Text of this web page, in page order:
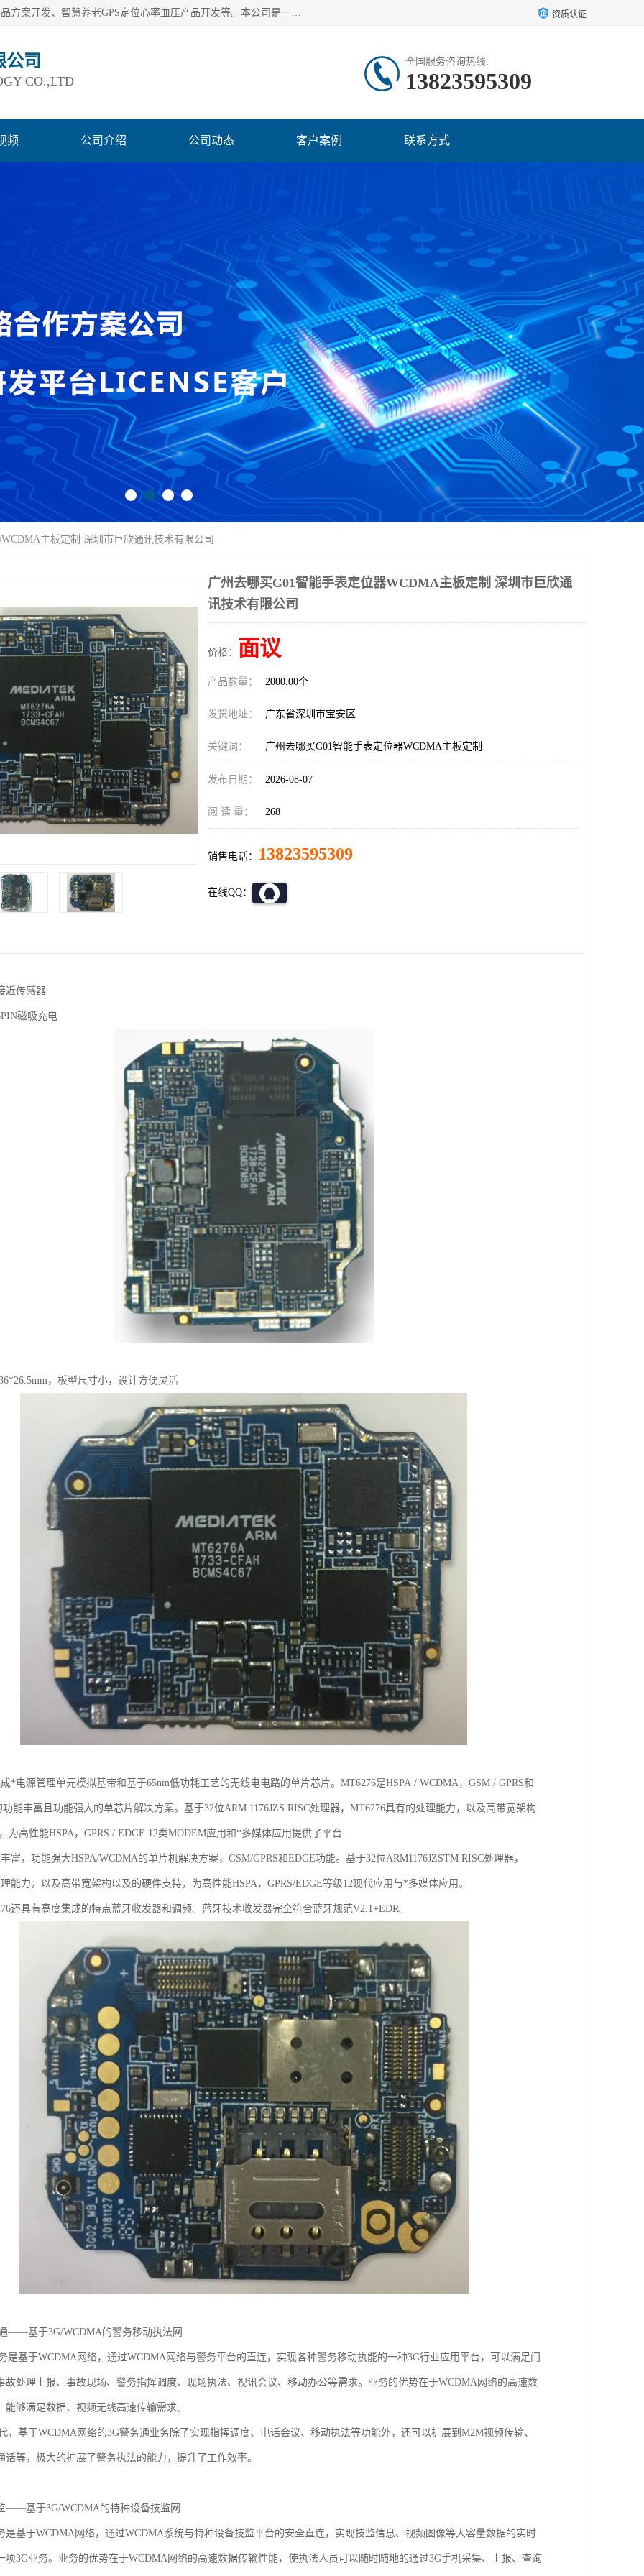
深圳市巨欣通讯技术有限公司是应用领域有：智能硬件Lora产品方案开发、智慧养老GPS定位心率血压产品开发等。本公司是一家民营高新技术企业、行业成员之一的智能硬件方案提供商，公司致力于为智能物联领域提供硬件解决方案。公司可满足不同类型客户采购需要，巨欣通讯切身体会客户对服务及时性的要求，建立了完善的售后服务系统，运用先进的互联网工具为客户提供及时、周到的服务！ 资质认证
公司
CO.,LTD
全国服务咨询热线:
13823595309
频 公司介绍 公司动态 客户案例 联系方式
主板定制 深圳市巨欣通讯技术有限公司
广州去哪买G01智能手表定位器WCDMA主板定制 深圳市巨欣通
讯技术有限公司
价格： 面议
产品数量： 2000.00个
发货地址： 广东省深圳市宝安区
关键词： 广州去哪买G01智能手表定位器WCDMA主板定制
发布日期： 2026-08-07
阅 读 量： 268
销售电话： 13823595309
在线QQ：
近传感器
磁吸充电
，板型尺寸小，设计方便灵活
*电源管理单元模拟基带和基于65nm低功耗工艺的无线电电路的单片芯片。MT6276是HSPA / WCDMA，GSM / GPRS和
功能丰富且功能强大的单芯片解决方案。基于32位ARM 1176JZS RISC处理器，MT6276具有的处理能力，以及高带宽架构
为高性能HSPA，GPRS / EDGE 12类MODEM应用和*多媒体应用提供了平台
富，功能强大HSPA/WCDMA的单片机解决方案，GSM/GPRS和EDGE功能。基于32位ARM1176JZSTM RISC处理器，
能力，以及高带宽架构以及的硬件支持，为高性能HSPA，GPRS/EDGE等级12现代应用与*多媒体应用。
还具有高度集成的特点蓝牙收发器和调频。蓝牙技术收发器完全符合蓝牙规范V2.1+EDR。
——基于3G/WCDMA的警务移动执法网
是基于WCDMA网络，通过WCDMA网络与警务平台的直连，实现各种警务移动执能的一种3G行业应用平台，可以满足门
故处理上报、事故现场、警务指挥调度、现场执法、视讯会议、移动办公等需求。业务的优势在于WCDMA网络的高速数
能够满足数据、视频无线高速传输需求。
，基于WCDMA网络的3G警务通业务除了实现指挥调度、电话会议、移动执法等功能外，还可以扩展到M2M视频传输、
话等，极大的扩展了警务执法的能力，提升了工作效率。
——基于3G/WCDMA的特种设备技监网
是基于WCDMA网络，通过WCDMA系统与特种设备技监平台的安全直连，实现技监信息、视频图像等大容量数据的实时
项3G业务。业务的优势在于WCDMA网络的高速数据传输性能，使执法人员可以随时随地的通过3G手机采集、上报、查询